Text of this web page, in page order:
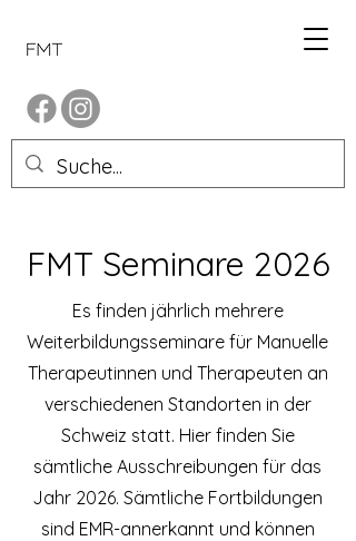
FMT Seminare 2026
Es finden jährlich mehrere
Weiterbildungsseminare für Manuelle
Therapeutinnen und Therapeuten an
verschiedenen Standorten in der
Schweiz statt. Hier finden Sie
sämtliche Ausschreibungen für das
Jahr 2026. Sämtliche Fortbildungen
sind EMR-annerkannt und können